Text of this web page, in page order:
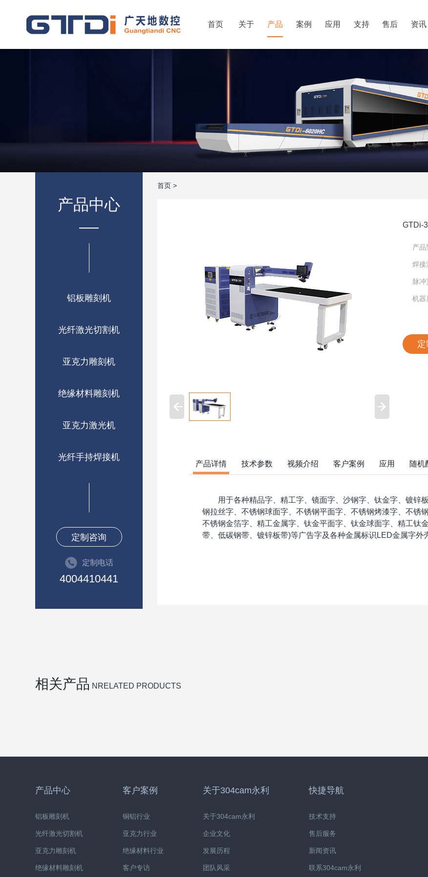
首页 关于 产品 案例 应用 支持 售后 资讯
产品中心
铝板雕刻机
光纤激光切割机
亚克力雕刻机
绝缘材料雕刻机
亚克力激光机
光纤手持焊接机
定制咨询
定制电话
4004410441
首页 >
GTDi-
产品
焊接
脉冲
机器
定
产品详情 技术参数 视频介绍 客户案例 应用 随机
用于各种精品字、精工字、镜面字、沙钢字、钛金字、镀锌
钢拉丝字、不锈钢球面字、不锈钢平面字、不锈钢烤漆字、不锈
不锈钢金箔字、精工金属字、钛金平面字、钛金球面字、精工钛
带、低碳钢带、镀锌板带)等广告字及各种金属标识LED金属字外
相关产品 NRELATED PRODUCTS
产品中心
铝板雕刻机
光纤激光切割机
亚克力雕刻机
绝缘材料雕刻机
客户案例
铜铝行业
亚克力行业
绝缘材料行业
客户专访
关于304cam永利
关于304cam永利
企业文化
发展历程
团队风采
快捷导航
技术支持
售后服务
新闻资讯
联系304cam永利